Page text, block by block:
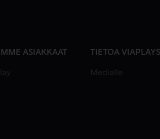
ASIAKKAAT TIETOA
Medialle